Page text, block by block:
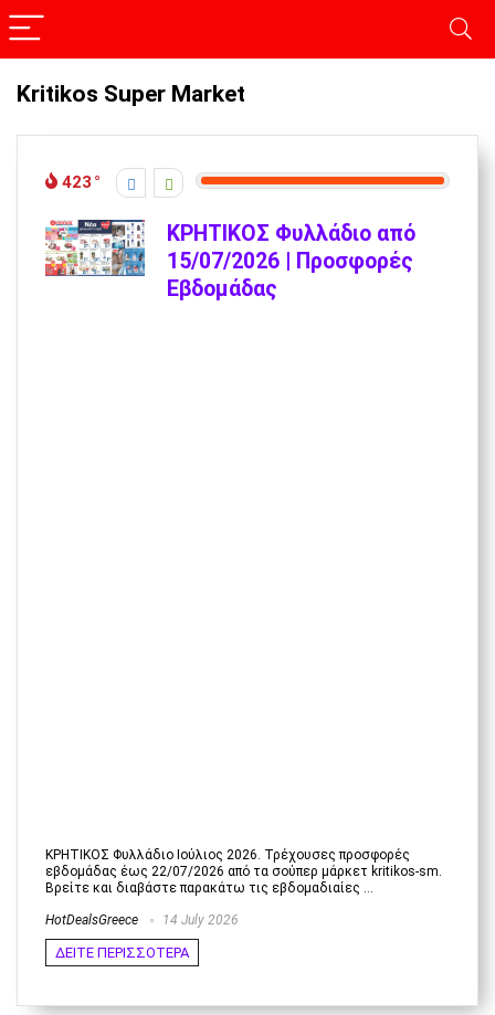
Kritikos Super Market
423
ΚΡΗΤΙΚΟΣ Φυλλάδιο από
15/07/2026 | Προσφορές
Εβδομάδας
ΚΡΗΤΙΚΟΣ Φυλλάδιο Ιούλιος 2026. Τρέχουσες προσφορές
εβδομάδας έως 22/07/2026 από τα σούπερ μάρκετ kritikos-sm.
Βρείτε και διαβάστε παρακάτω τις εβδομαδιαίες ...
HotDealsGreece 14 July 2026
ΔΕΙΤΕ ΠΕΡΙΣΣΟΤΕΡΑ